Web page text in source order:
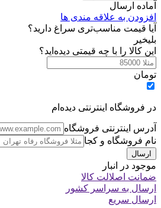
آماده ارسال
افزودن به علاقه مندی ها
آیا قیمت مناسب‌تری سراغ دارید؟
بلیخیر
این کالا را با چه قیمتی دیده‌اید؟
تومان
در فروشگاه اینترنتی دیده‌ام
آدرس اینترنتی فروشگاه
نام فروشگاه و کجا
موجود در انبار
ضمانت اصلالت کالا
ارسال به سراسر کشور
ارسال سریع